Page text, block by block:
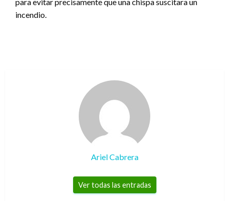
incendio.
Ariel Cabrera
Ver todas las entradas